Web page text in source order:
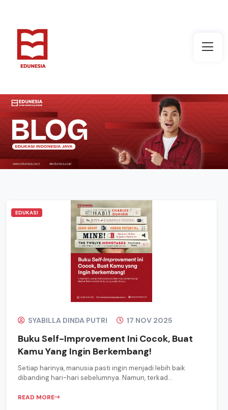
EDUKASI
SYABILLA DINDA PUTRI 17 NOV 2025
Buku Self-Improvement Ini Cocok, Buat
Kamu Yang Ingin Berkembang!
Setiap harinya, manusia pasti ingin menjadi lebih baik
dibanding hari-hari sebelumnya. Namun, terkad...
READ MORE